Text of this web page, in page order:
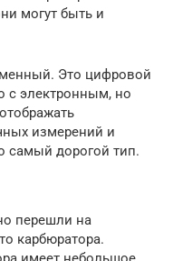
могут быть и
Это цифровой
с электронным, но
измерений и
самый дорогой тип.
перешли на
карбюратора.